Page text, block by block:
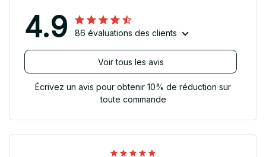
4.9 86 évaluations des clients
Voir tous les avis
Écrivez un avis pour obtenir 10% de réduction sur
toute commande